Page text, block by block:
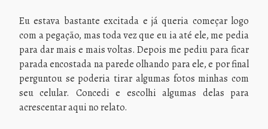
Eu estava bastante excitada e já queria começar logo
com a pegação, mas toda vez que eu ia até ele, me pedia
para dar mais e mais voltas. Depois me pediu para ficar
parada encostada na parede olhando para ele, e por final
perguntou se poderia tirar algumas fotos minhas com
seu celular. Concedi e escolhi algumas delas para
acrescentar aqui no relato.